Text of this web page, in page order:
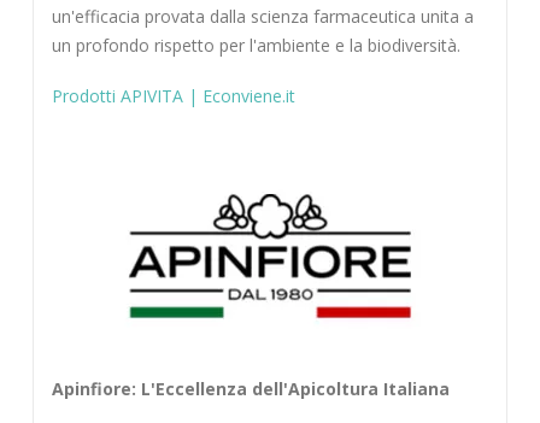
un'efficacia provata dalla scienza farmaceutica unita a
un profondo rispetto per l'ambiente e la biodiversità.
Prodotti APIVITA | Econviene.it
Apinfiore: L'Eccellenza dell'Apicoltura Italiana